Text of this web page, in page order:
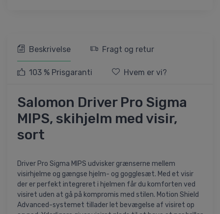
Beskrivelse Fragt og retur
103 % Prisgaranti Hvem er vi?
Salomon Driver Pro Sigma
MIPS, skihjelm med visir,
sort
Driver Pro Sigma MIPS udvisker grænserne mellem
visirhjelme og gængse hjelm- og gogglesæt. Med et visir
der er perfekt integreret i hjelmen får du komforten ved
visiret uden at gå på kompromis med stilen. Motion Shield
Advanced-systemet tillader let bevægelse af visiret op